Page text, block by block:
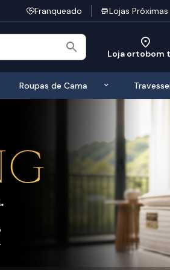
Franqueado Lojas Próximas
Loja ortobom
Exibir submenu de Cabeceiras
Roupas de Cama Exibir